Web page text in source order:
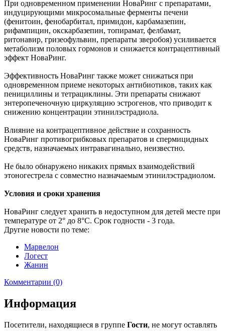
При одновременном применении НоваРинг с препаратами,
индуцирующими микросомальные ферменты печени
(фенитоин, фенобарбитал, примидон, карбамазепин,
рифампицин, окскарбазепин, топирамат, фелбамат,
ритонавир, гризеофульвин, препараты зверобоя) усиливается
метаболизм половых гормонов и снижается контрацептивный
эффект НоваРинг.
Эффективность НоваРинг также может снижаться при
одновременном приеме некоторых антибиотиков, таких как
пенициллины и тетрациклины. Эти препараты снижают
энтеропеченочную циркуляцию эстрогенов, что приводит к
снижению концентрации этинилэстрадиола.
Влияние на контрацептивное действие и сохранность
НоваРинг противогрибковых препаратов и спермицидных
средств, назначаемых интравагинально, неизвестно.
Не было обнаружено никаких прямых взаимодействий
этоногестрела с совместно назначаемым этинилэстрадиолом.
Условия и сроки хранения
НоваРинг следует хранить в недоступном для детей месте при
температуре от 2° до 8°С. Срок годности - 3 года.
Другие новости по теме:
Марвелон
Логест
Жанин
Комментарии (0)
Информация
Посетители, находящиеся в группе Гости, не могут оставлять